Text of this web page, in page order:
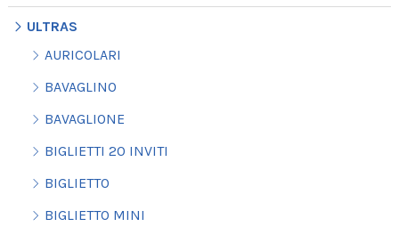
ULTRAS
AURICOLARI
BAVAGLINO
BAVAGLIONE
BIGLIETTI 20 INVITI
BIGLIETTO
BIGLIETTO MINI